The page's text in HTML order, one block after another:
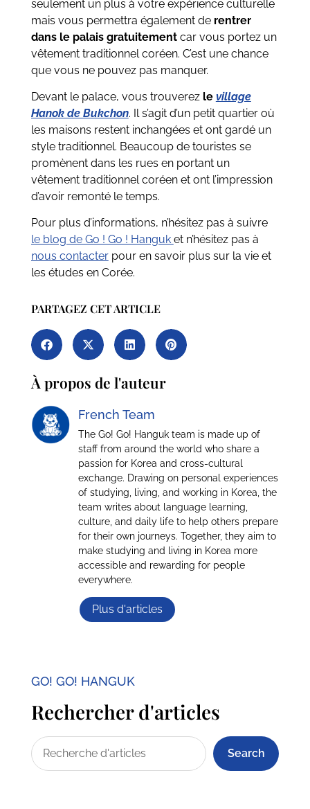
seulement un plus à votre expérience culturelle
mais vous permettra également de rentrer
dans le palais gratuitementcar vous portez un
vêtement traditionnel coréen. C’est une chance
que vous ne pouvez pas manquer.
Devant le palace, vous trouverez le village
Hanok de Bukchon. Il s’agit d’un petit quartier où
les maisons restent inchangées et ont gardé un
style traditionnel. Beaucoup de touristes se
promènent dans les rues en portant un
vêtement traditionnel coréen et ont l’impression
d’avoir remonté le temps.
Pour plus d’informations, n’hésitez pas à suivre
le blog de Go ! Go ! Hanguk et n’hésitez pas à
nous contacterpour en savoir plus sur la vie et
les études en Corée.
PARTAGEZ CET ARTICLE
À propos de l'auteur
French Team
The Go! Go! Hanguk team is made up of
staff from around the world who share a
passion for Korea and cross-cultural
exchange. Drawing on personal experiences
of studying, living, and working in Korea, the
team writes about language learning,
culture, and daily life to help others prepare
for their own journeys. Together, they aim to
make studying and living in Korea more
accessible and rewarding for people
everywhere.
Plus d'articles
GO! GO! HANGUK
Rechercher d'articles
Search